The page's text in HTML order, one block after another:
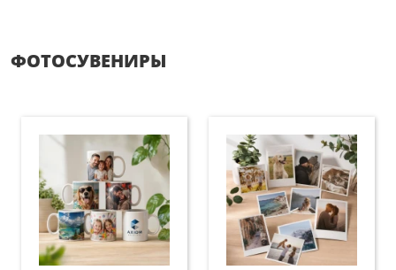
ФОТОСУВЕНИРЫ